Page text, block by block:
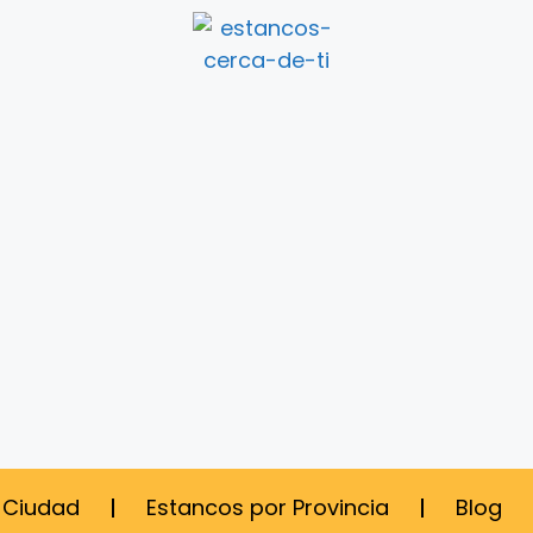
Estancos por Provincia Blog